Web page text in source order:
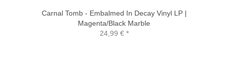
Carnal Tomb - Embalmed In Decay Vinyl LP |
Magenta/Black Marble
24,99 €*